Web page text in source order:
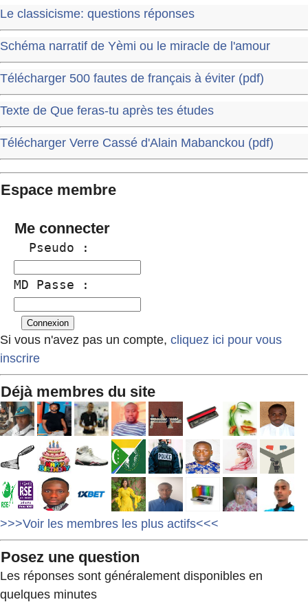
Le classicisme: questions réponses
Schéma narratif de Yèmi ou le miracle de l'amour
Télécharger 500 fautes de français à éviter (pdf)
Texte de Que feras-tu après tes études
Télécharger Verre Cassé d'Alain Mabanckou (pdf)
Espace membre
Me connecter
  Pseudo :
MD Passe :
Si vous n'avez pas un compte, cliquez ici pour vous
inscrire
Déjà membres du site
>>>Voir les membres les plus actifs<<<
Posez une question
Les réponses sont généralement disponibles en
quelques minutes